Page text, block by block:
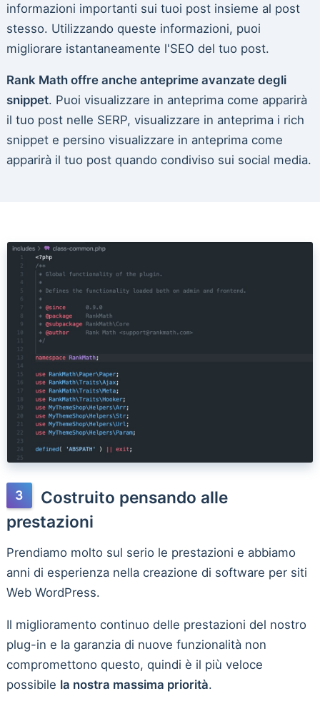
informazioni importanti sui tuoi post insieme al post
stesso. Utilizzando queste informazioni, puoi
migliorare istantaneamente l'SEO del tuo post.
Rank Math offre anche anteprime avanzate degli
snippet. Puoi visualizzare in anteprima come apparirà
il tuo post nelle SERP, visualizzare in anteprima i rich
snippet e persino visualizzare in anteprima come
apparirà il tuo post quando condiviso sui social media.
Costruito pensando alle
prestazioni
Prendiamo molto sul serio le prestazioni e abbiamo
anni di esperienza nella creazione di software per siti
Web WordPress.
Il miglioramento continuo delle prestazioni del nostro
plug-in e la garanzia di nuove funzionalità non
compromettono questo, quindi è il più veloce
possibile la nostra massima priorità.